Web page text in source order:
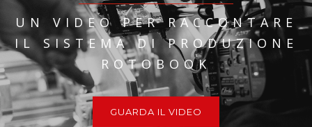
UN VIDEO PER RACCONTARE
IL SISTEMA DI PRODUZIONE
ROTOBOOK
GUARDA IL VIDEO